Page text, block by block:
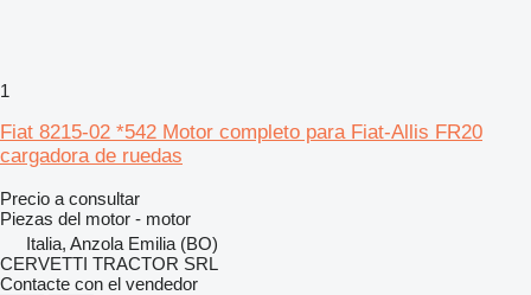
1
Fiat 8215-02 *542 Motor completo para Fiat-Allis FR20
cargadora de ruedas
Precio a consultar
Piezas del motor - motor
Italia, Anzola Emilia (BO)
CERVETTI TRACTOR SRL
Contacte con el vendedor